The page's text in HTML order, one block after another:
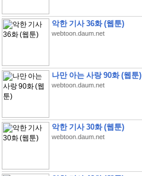
악한 기사 36화 (웹툰)
webtoon.daum.net
나만 아는 사랑 90화 (웹툰)
webtoon.daum.net
악한 기사 30화 (웹툰)
webtoon.daum.net